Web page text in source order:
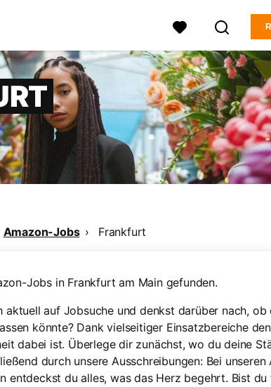
Amazon-Jobs Frankfurt
Jobs in Frankfurt am Main gefunden.
aktuell auf Jobsuche und denkst darüber nach,
könnte? Dank vielseitiger Einsatzbereiche
dabei ist. Überlege dir zunächst, wo du deine
durch unsere Ausschreibungen: Bei
entdeckst du alles, was das Herz begehrt. Bist